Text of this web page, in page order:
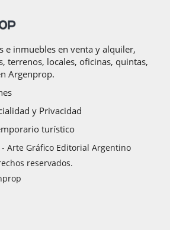
e inmuebles en venta y alquiler,
terrenos, locales, oficinas, quintas,
Argenprop.
y Privacidad
turístico
Arte Gráfico Editorial Argentino
reservados.